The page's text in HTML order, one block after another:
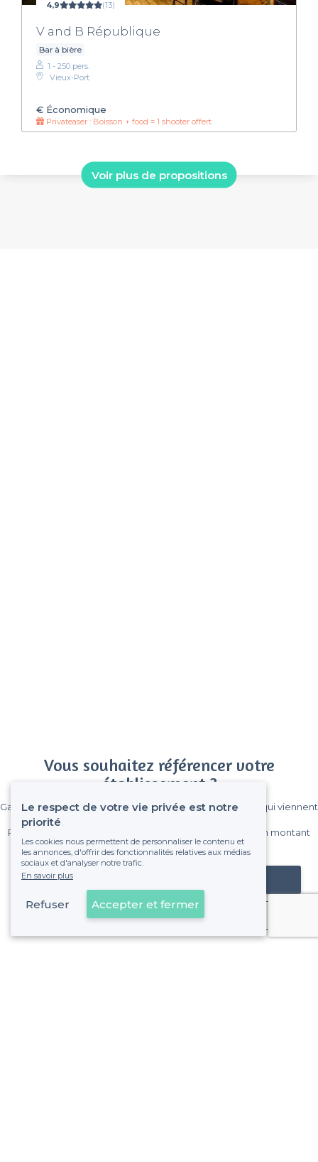
4,9 (13)
V and B République
Bar à bière
1 - 250 pers.
Vieux-Port
€ Économique
Privateaser : Boisson + food = 1 shooter offert
Voir plus de propositions
Vous souhaitez référencer votre
établissement ?
Gagnez de nombreux clients parmi le million de visiteurs qui viennent
Pas de commissions et sans engagement, vous payez un montant
fixe sans risque de voir déraper la facture.
Référencer mon établissement
Déjà client
Le respect de votre vie privée est notre
priorité
Les cookies nous permettent de personnaliser le contenu et
les annonces, d'offrir des fonctionnalités relatives aux médias
sociaux et d'analyser notre trafic.
En savoir plus
Refuser Accepter et fermer